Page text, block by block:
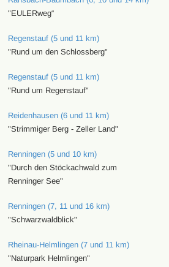
"EULERweg“
Regenstauf (5 und 11 km)
"Rund um den Schlossberg"
Regenstauf (5 und 11 km)
"Rund um Regenstauf"
Reidenhausen (6 und 11 km)
"Strimmiger Berg - Zeller Land"
Renningen (5 und 10 km)
"Durch den Stöckachwald zum
Renninger See"
Renningen (7, 11 und 16 km)
"Schwarzwaldblick"
Rheinau-Helmlingen (7 und 11 km)
"Naturpark Helmlingen"